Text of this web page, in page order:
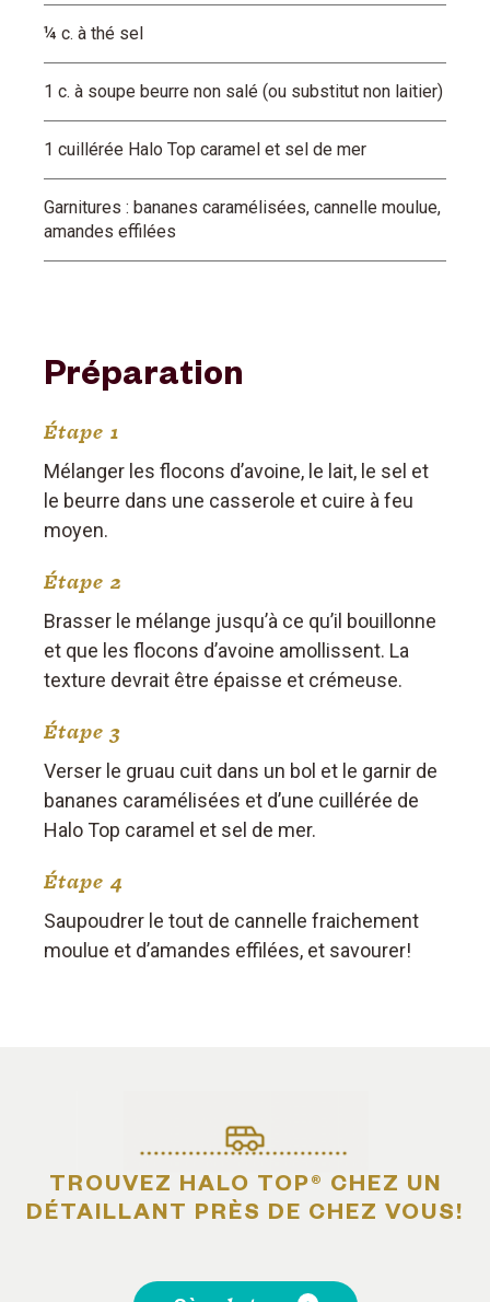
¼ c. à thé sel
1 c. à soupe beurre non salé (ou substitut non laitier)
1 cuillérée Halo Top caramel et sel de mer
Garnitures : bananes caramélisées, cannelle moulue,
amandes effilées
Préparation
Étape 1
Mélanger les flocons d’avoine, le lait, le sel et
le beurre dans une casserole et cuire à feu
moyen.
Étape 2
Brasser le mélange jusqu’à ce qu’il bouillonne
et que les flocons d’avoine amollissent. La
texture devrait être épaisse et crémeuse.
Étape 3
Verser le gruau cuit dans un bol et le garnir de
bananes caramélisées et d’une cuillérée de
Halo Top caramel et sel de mer.
Étape 4
Saupoudrer le tout de cannelle fraichement
moulue et d’amandes effilées, et savourer!
TROUVEZ HALO TOP® CHEZ UN
DÉTAILLANT PRÈS DE CHEZ VOUS!